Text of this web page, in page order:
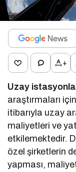
+
Uzay
araştırmaları
itibarıyla uzay
maliyetleri ve
etkilemektedir.
özel şirketlerin
yapması,